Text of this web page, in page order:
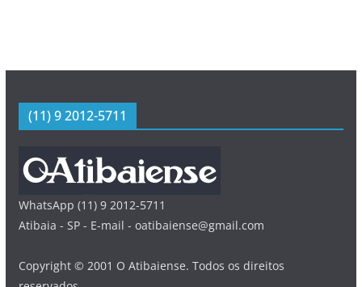
(11) 9 2012-5711
WhatsApp (11) 9 2012-5711
Atibaia - SP - E-mail - oatibaiense@gmail.com
Copyright © 2001 O Atibaiense. Todos os direitos